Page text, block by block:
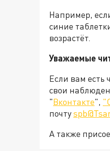
Например,
синие
возрастёт.
Уважаемые
Если вам есть
свои
"Вконтакте",
почту
А также